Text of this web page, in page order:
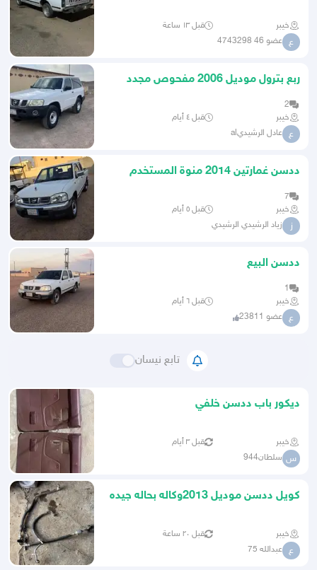
خيبر قبل ١٣ ساعة
ع عضو 46 4743298
ربع بترول موديل 2006 مفحوص مجدد
2
خيبر
قبل ٤ أيام
ع عادل الرشيديal
ددسن غمارتين 2014 منوة المستخدم
7
خيبر
قبل ٥ أيام
ز زياد الرشيدي الرشيدي
ددسن البيع
1
خيبر
قبل ٦ أيام
ع عضو 23811
تابع نيسان
ديكور باب ددسن خلفي
خيبر قبل ٣ أيام
س سلطان944
كويل ددسن موديل 2013وكاله بحاله جيده
خيبر قبل ٢٠ ساعة
ع عبدالله 75